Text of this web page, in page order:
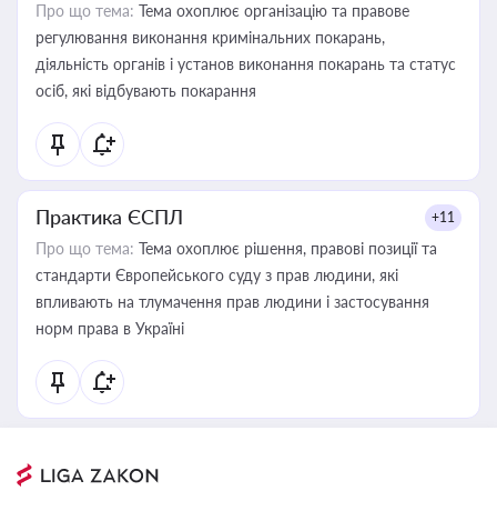
Про що тема: Тема охоплює організацію та правове
регулювання виконання кримінальних покарань,
діяльність органів і установ виконання покарань та статус
осіб, які відбувають покарання
Практика ЄСПЛ +11
Про що тема: Тема охоплює рішення, правові позиції та
стандарти Європейського суду з прав людини, які
впливають на тлумачення прав людини і застосування
норм права в Україні